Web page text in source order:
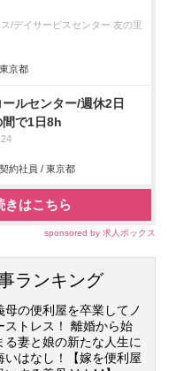
/デイサービスセンター 友の里
京都
ルセンター/週休2日
で1日8h
約社員 / 東京都
きはこちら
sponsored by 求人ボックス
ランキング
母の便利屋を卒業してノ
ストレス！ 離婚から始
る妻と娘の新たな人生に
いはなし！【嫁を便利屋